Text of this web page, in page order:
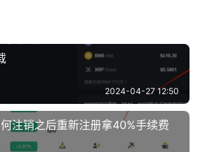
2024-04-27 12:50
注销之后重新注册拿40%手续费